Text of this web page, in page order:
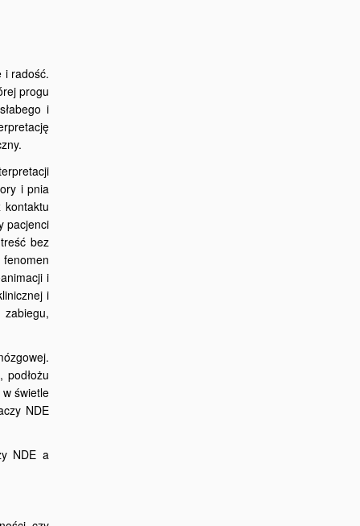
i radość.
progu
i
i pnia
kontaktu
pacjenci
bez
i
i
świetle
NDE
NDE a